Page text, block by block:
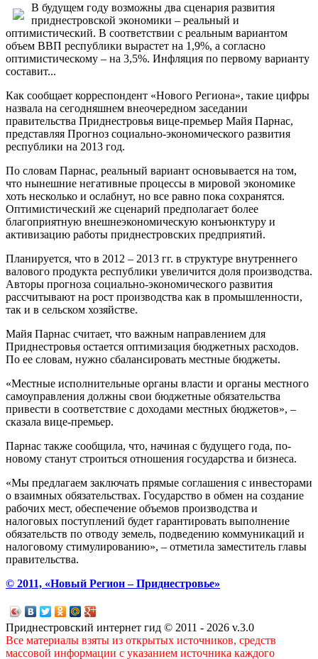
В будущем году возможны два сценария развития
приднестровской экономики – реальный и
оптимистический. В соответствии с реальным вариантом
объем ВВП республики вырастет на 1,9%, а согласно
оптимистическому – на 3,5%. Инфляция по первому варианту
составит...
Как сообщает корреспондент «Нового Региона», такие цифры
назвала на сегодняшнем внеочередном заседании
правительства Приднестровья вице-премьер Майя Парнас,
представляя Прогноз социально-экономического развития
республики на 2013 год.
По словам Парнас, реальный вариант основывается на том,
что нынешние негативные процессы в мировой экономике
хоть несколько и ослабнут, но все равно пока сохранятся.
Оптимистический же сценарий предполагает более
благоприятную внешнеэкономическую конъюнктуру и
активизацию работы приднестровских предприятий.
Планируется, что в 2012 – 2013 гг. в структуре внутреннего
валового продукта республики увеличится доля производства.
Авторы прогноза социально-экономического развития
рассчитывают на рост производства как в промышленности,
так и в сельском хозяйстве.
Майя Парнас считает, что важным направлением для
Приднестровья остается оптимизация бюджетных расходов.
По ее словам, нужно сбалансировать местные бюджеты.
«Местные исполнительные органы власти и органы местного
самоуправления должны свои бюджетные обязательства
привести в соответствие с доходами местных бюджетов», –
сказала вице-премьер.
Парнас также сообщила, что, начиная с будущего года, по-
новому станут строиться отношения государства и бизнеса.
«Мы предлагаем заключать прямые соглашения с инвесторами
о взаимных обязательствах. Государство в обмен на создание
рабочих мест, обеспечение объемов производства и
налоговых поступлений будет гарантировать выполнение
обязательств по отводу земель, подведению коммуникаций и
налоговому стимулированию», – отметила заместитель главы
правительства.
© 2011, «Новый Регион – Приднестровье»
Приднестровский интернет гид © 2011 - 2026 v.3.0
Все материалы взяты из открытых источников, средств
массовой информации с указанием источника каждого